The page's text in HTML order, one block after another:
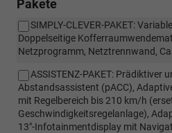
Pakete
SIMPLY-CLEVER-PAKET:
Doppelseitige
Netzprogramm, Netztrennwand,
ASSISTENZ-PAKET: Prädiktiver
Abstandsassistent (pACC),
mit Regelbereich bis 210 km/h
Geschwindigkeitsregelanlage),
13"-Infotainmentdisplay mit